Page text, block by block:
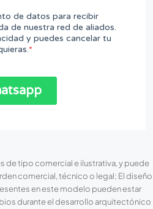
de tipo comercial e ilustrativa, y puede
comercial, técnico o legal; El diseño
en este modelo pueden estar
durante el desarrollo arquitectónico